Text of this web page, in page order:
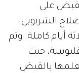
على
الشرنوبي
أيام كاملة. وتم
حيث
بالقبض